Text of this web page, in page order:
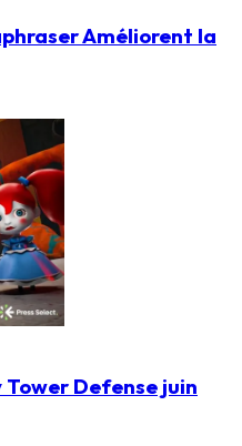
Améliorent la
Tower Defense juin